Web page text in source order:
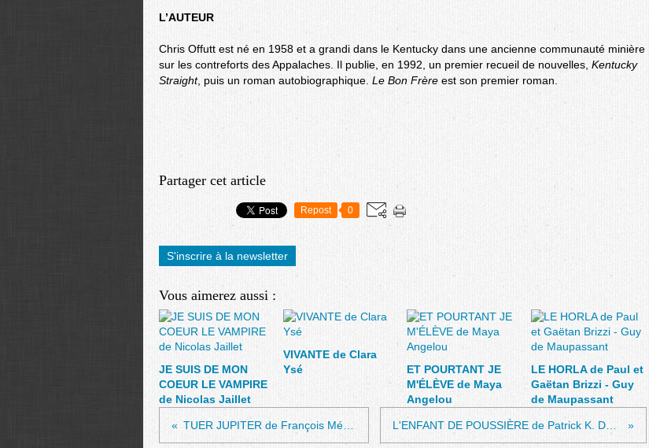
L’AUTEUR
Chris Offutt est né en 1958 et a grandi dans le Kentucky dans une ancienne communauté minière
sur les contreforts des Appalaches. Il publie, en 1992, un premier recueil de nouvelles, Kentucky
Straight, puis un roman autobiographique. Le Bon Frère est son premier roman.
Partager cet article
Repost 0
S'inscrire à la newsletter
Vous aimerez aussi :
JE SUIS DE MON
COEUR LE VAMPIRE
de Nicolas Jaillet
VIVANTE de Clara
Ysé
ET POURTANT JE
M'ÉLÈVE de Maya
Angelou
LE HORLA de Paul et
Gaëtan Brizzi - Guy
de Maupassant
L'ENFANT DE POUSSIÈRE de Patrick K. Dewdney